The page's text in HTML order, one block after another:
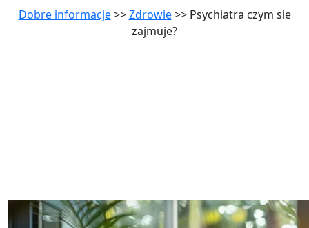
Dobre informacje>>Zdrowie>> Psychiatra czym sie
zajmuje?